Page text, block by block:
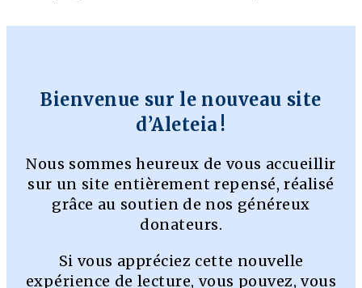
Bienvenue sur le nouveau site
d’Aleteia !
Nous sommes heureux de vous accueillir
sur un site entièrement repensé, réalisé
grâce au soutien de nos généreux
donateurs.
Si vous appréciez cette nouvelle
expérience de lecture, vous pouvez, vous